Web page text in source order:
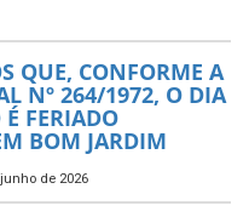
QUE, CONFORME A
Nº 264/1972, O DIA
FERIADO
BOM JARDIM
de 2026